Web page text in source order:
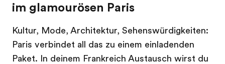
im glamourösen Paris
Kultur, Mode, Architektur, Sehenswürdigkeiten:
Paris verbindet all das zu einem einladenden
Paket. In deinem Frankreich Austausch wirst du